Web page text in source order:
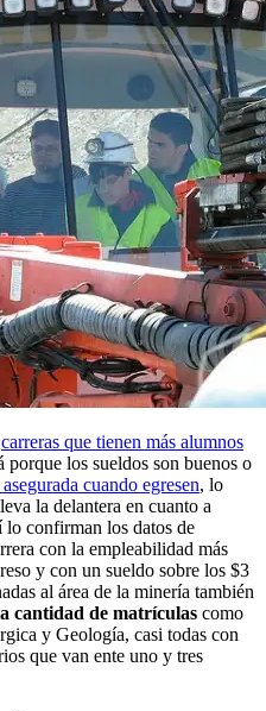
carreras que tienen más alumnos
porque los sueldos son buenos o
cuando egresen, lo
la delantera en cuanto a
lo confirman los datos de
con la empleabilidad más
y con un sueldo sobre los $3
al área de la minería también
cantidad de matrículas como
y Geología, casi todas con
que van ente uno y tres